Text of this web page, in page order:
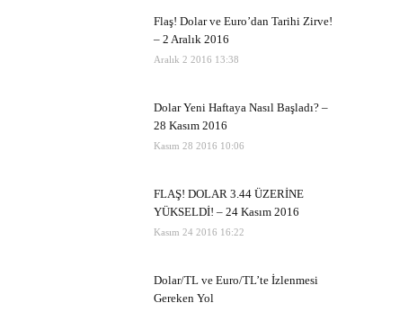
Flaş! Dolar ve Euro’dan Tarihi Zirve!
– 2 Aralık 2016
Aralık 2 2016 13:38
Dolar Yeni Haftaya Nasıl Başladı? –
28 Kasım 2016
Kasım 28 2016 10:06
FLAŞ! DOLAR 3.44 ÜZERİNE
YÜKSELDİ! – 24 Kasım 2016
Kasım 24 2016 16:22
Dolar/TL ve Euro/TL’te İzlenmesi
Gereken Yol